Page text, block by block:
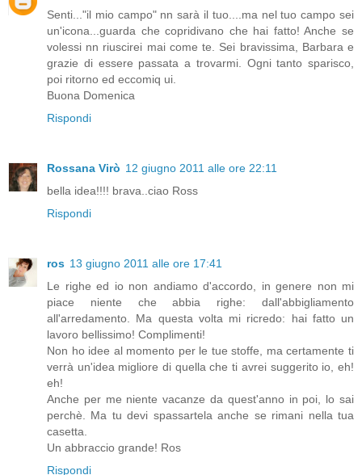
Senti..."il mio campo" nn sarà il tuo....ma nel tuo campo sei
un'icona...guarda che copridivano che hai fatto! Anche se
volessi nn riuscirei mai come te. Sei bravissima, Barbara e
grazie di essere passata a trovarmi. Ogni tanto sparisco,
poi ritorno ed eccomiq ui.
Buona Domenica
Rispondi
Rossana Virò 12 giugno 2011 alle ore 22:11
bella idea!!!! brava..ciao Ross
Rispondi
ros 13 giugno 2011 alle ore 17:41
Le righe ed io non andiamo d'accordo, in genere non mi
piace niente che abbia righe: dall'abbigliamento
all'arredamento. Ma questa volta mi ricredo: hai fatto un
lavoro bellissimo! Complimenti!
Non ho idee al momento per le tue stoffe, ma certamente ti
verrà un'idea migliore di quella che ti avrei suggerito io, eh!
eh!
Anche per me niente vacanze da quest'anno in poi, lo sai
perchè. Ma tu devi spassartela anche se rimani nella tua
casetta.
Un abbraccio grande! Ros
Rispondi